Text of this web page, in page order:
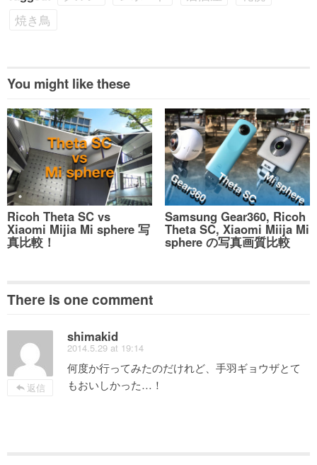
焼き鳥
You might like these
Ricoh Theta SC vs
Xiaomi Mijia Mi sphere 写
真比較！
Samsung Gear360, Ricoh
Theta SC, Xiaomi Miija Mi
sphere の写真画質比較
There is one comment
返信
shimakid
2014.5.29 at 19:14
何度か行ってみたのだけれど、手羽ギョウザとて
もおいしかった…！